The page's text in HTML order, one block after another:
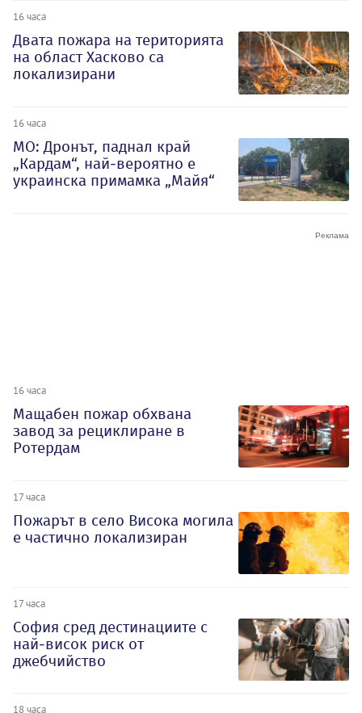
16 часа
Двата пожара на територията
на област Хасково са
локализирани
16 часа
МО: Дронът, паднал край
„Кардам“, най-вероятно е
украинска примамка „Майя“
16 часа
Мащабен пожар обхвана
завод за рециклиране в
Ротердам
17 часа
Пожарът в село Висока могила
е частично локализиран
17 часа
София сред дестинациите с
най-висок риск от
джебчийство
18 часа